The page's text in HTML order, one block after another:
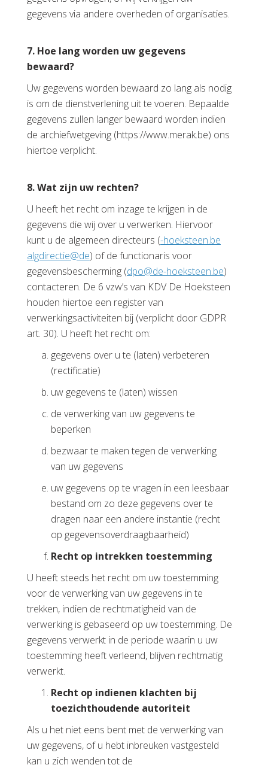
gegevens via andere overheden of organisaties.
7. Hoe lang worden uw gegevens
bewaard?
Uw gegevens worden bewaard zo lang als nodig
is om de dienstverlening uit te voeren. Bepaalde
gegevens zullen langer bewaard worden indien
de archiefwetgeving (https://www.merak.be) ons
hiertoe verplicht.
8.Wat zijn uw rechten?
U heeft het recht om inzage te krijgen in de
gegevens die wij over u verwerken. Hiervoor
kunt u de algemeen directeurs (eb.neetskeoh-
ed@eitceridgla) of de functionaris voor
gegevensbescherming (eb.neetskeoh-ed@opd)
contacteren. De 6 vzw’s van KDV De Hoeksteen
houden hiertoe een register van
verwerkingsactiviteiten bij (verplicht door GDPR
art. 30). U heeft het recht om:
gegevens over u te (laten) verbeteren
(rectificatie)
uw gegevens te (laten) wissen
de verwerking van uw gegevens te
beperken
bezwaar te maken tegen de verwerking
van uw gegevens
uw gegevens op te vragen in een leesbaar
bestand om zo deze gegevens over te
dragen naar een andere instantie (recht
op gegevensoverdraagbaarheid)
Recht op intrekken toestemming
U heeft steeds het recht om uw toestemming
voor de verwerking van uw gegevens in te
trekken, indien de rechtmatigheid van de
verwerking is gebaseerd op uw toestemming. De
gegevens verwerkt in de periode waarin u uw
toestemming heeft verleend, blijven rechtmatig
verwerkt.
Recht op indienen klachten bij
toezichthoudende autoriteit
Als u het niet eens bent met de verwerking van
uw gegevens, of u hebt inbreuken vastgesteld
kan u zich wenden tot de